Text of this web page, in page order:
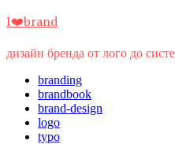
Перейти
содержимому
I❤️brand
дизайн бренда от лого до
branding
brandbook
brand-design
logo
typo